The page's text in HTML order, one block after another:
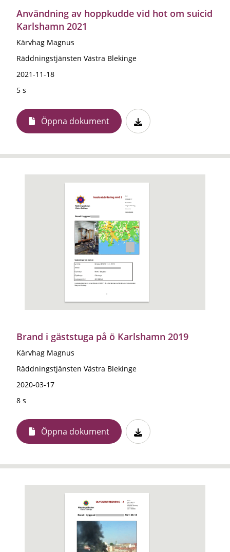
Användning av hoppkudde vid hot om suicid
Karlshamn 2021
Kärvhag Magnus
Räddningstjänsten Västra Blekinge
2021-11-18
5 s
Öppna dokument
Brand i gäststuga på ö Karlshamn 2019
Kärvhag Magnus
Räddningstjänsten Västra Blekinge
2020-03-17
8 s
Öppna dokument